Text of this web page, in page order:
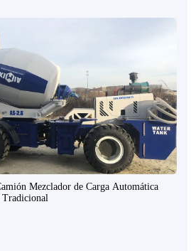
Mezclador de Carga Automática
Tradicional